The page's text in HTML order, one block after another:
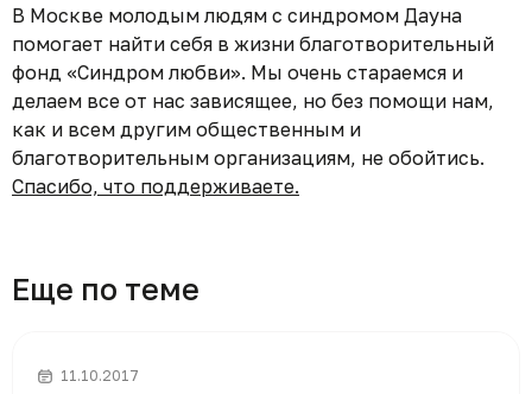
В Москве молодым людям с синдромом Дауна
помогает найти себя в жизни благотворительный
фонд «Синдром любви». Мы очень стараемся и
делаем все от нас зависящее, но без помощи нам,
как и всем другим общественным и
благотворительным организациям, не обойтись.
Спасибо, что поддерживаете.
Еще по теме
11.10.2017